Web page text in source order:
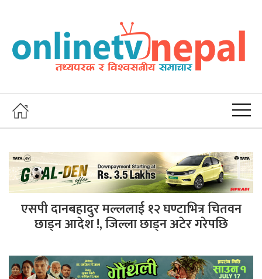
एसपी दानबहादुर मल्ललाई १२ घण्टाभित्र चितवन
छाड्न आदेश !, जिल्ला छाड्न अटेर गरेपछि